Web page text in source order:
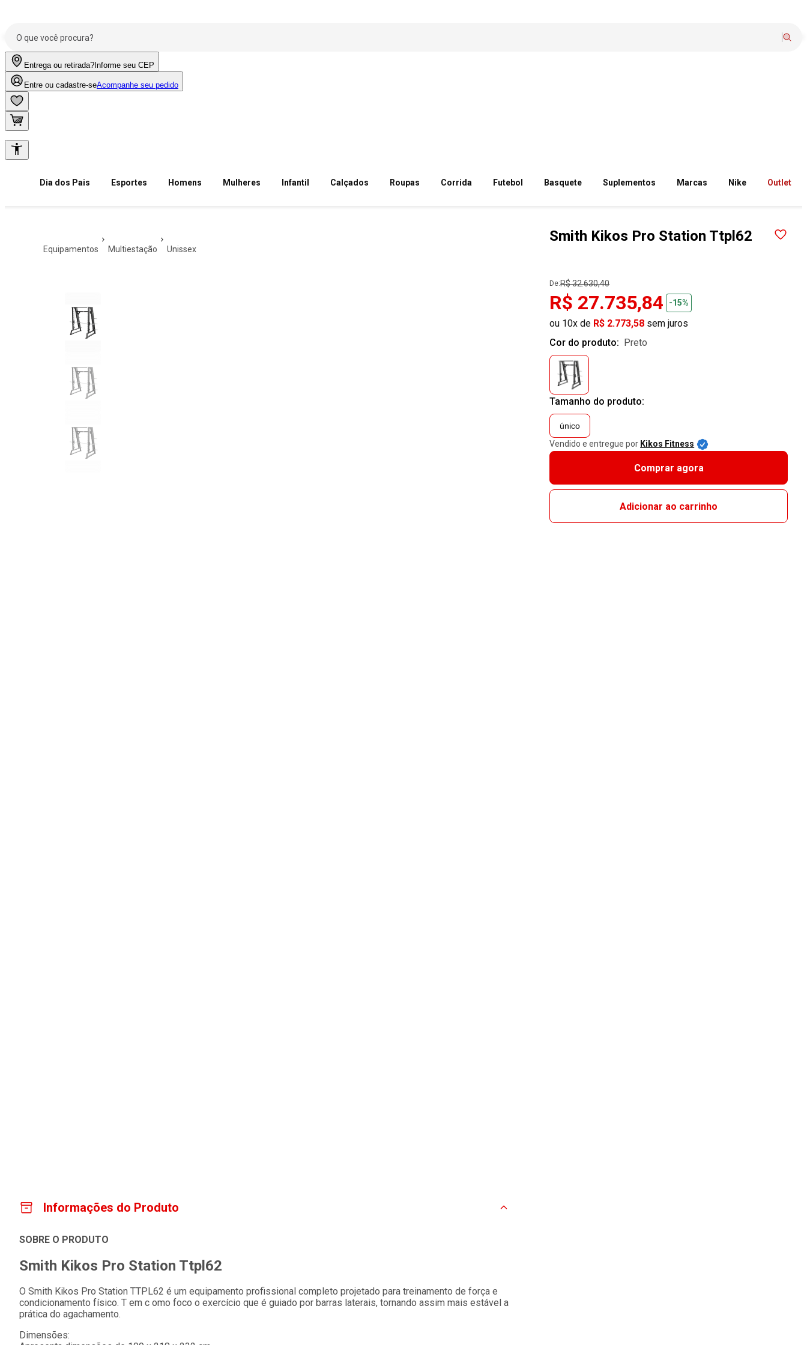
Entrega ou retirada? Informe seu CEP
Entre ou cadastre-seAcompanhe seu pedido
Dia dos Pais Esportes Homens Mulheres Infantil Calçados Roupas Corrida Futebol Basquete Suplementos Marcas Nike Outlet
equipamentos multiestação unissex
Smith Kikos Pro Station Ttpl62
De:R$ 32.630,40
R$ 27.735,84 -15%
ou 10x de R$ 2.773,58 sem juros
Cor do produto:
preto
Tamanho do produto:
único
Vendido e entregue por Kikos Fitness
Comprar agora
Adicionar ao carrinho
Informações do Produto
SOBRE O PRODUTO
Smith Kikos Pro Station Ttpl62
O Smith Kikos Pro Station TTPL62 é um equipamento profissional completo projetado para treinamento de força e
condicionamento físico. T em c omo foco o exercício que é guiado por barras laterais, tornando assim mais estável a
prática do agachamento.
Dimensões: